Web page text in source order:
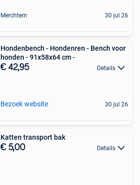
Merchtem 30 jul 26
Hondenbench - Hondenren - Bench voor
honden - 91x58x64 cm -
€ 42,95 Details
Bezoek website 30 jul 26
Katten transport bak
€ 5,00 Details